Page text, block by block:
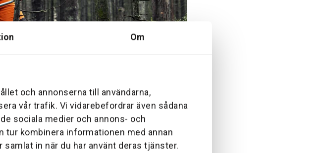
Om
och annonserna till användarna,
vår trafik. Vi vidarebefordrar även sådana
sociala medier och annons- och
tur kombinera informationen med annan
in när du har använt deras tjänster.